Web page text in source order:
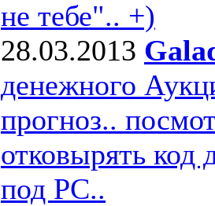
не тебе".. +)
28.03.2013
денежного
прогноз..
отковырять код
под РС..